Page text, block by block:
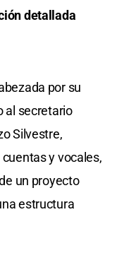
detallada
por su
al secretario
Silvestre,
y vocales,
un proyecto
estructura